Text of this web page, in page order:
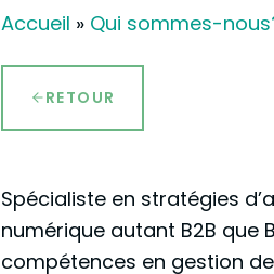
Accueil » Qui sommes-
RETOUR
Spécialiste en stratégies
numérique autant B2B que
compétences en gestion